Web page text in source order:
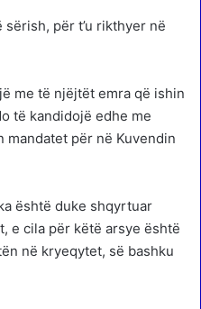
për t’u rikthyer në
me të njëjtët emra që ishin
të kandidojë edhe me
për në Kuvendin
është duke shqyrtuar
e cila për këtë arsye është
në kryeqytet, së bashku